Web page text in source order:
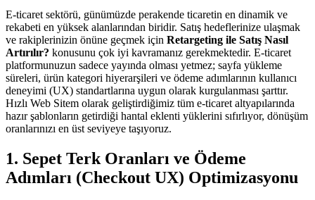
E-ticaret sektörü, günümüzde perakende ticaretin en dinamik ve
rekabeti en yüksek alanlarından biridir. Satış hedeflerinize ulaşmak
ve rakiplerinizin önüne geçmek için Retargeting ile Satış Nasıl
Artırılır? konusunu çok iyi kavramanız gerekmektedir. E-ticaret
platformunuzun sadece yayında olması yetmez; sayfa yükleme
süreleri, ürün kategori hiyerarşileri ve ödeme adımlarının kullanıcı
deneyimi (UX) standartlarına uygun olarak kurgulanması şarttır.
Hızlı Web Sitem olarak geliştirdiğimiz tüm e-ticaret altyapılarında
hazır şablonların getirdiği hantal eklenti yüklerini sıfırlıyor, dönüşüm
oranlarınızı en üst seviyeye taşıyoruz.
1. Sepet Terk Oranları ve Ödeme
Adımları (Checkout UX) Optimizasyonu